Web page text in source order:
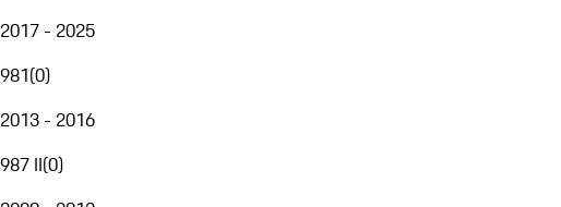
2017 - 2025
981(0)
2013 - 2016
987 II(0)